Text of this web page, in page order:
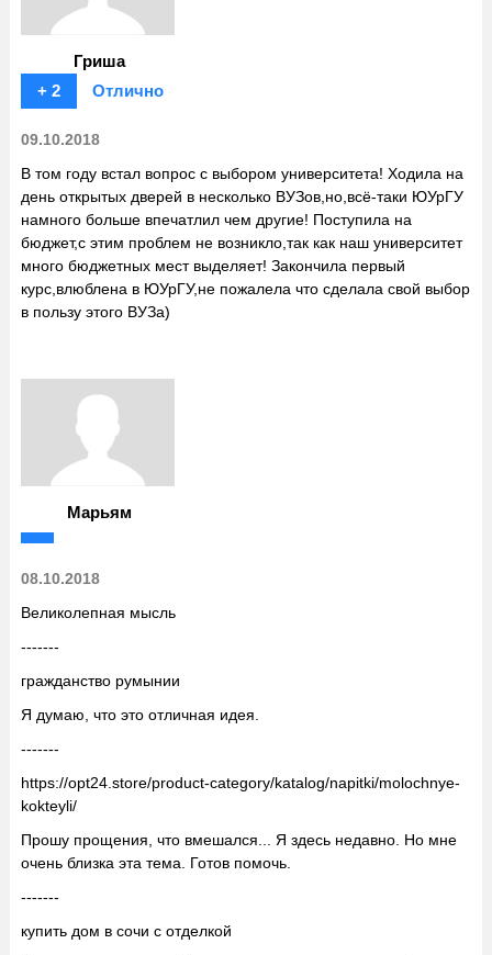
Гриша
+ 2
Отлично
09.10.2018
В том году встал вопрос с выбором университета! Ходила на
день открытых дверей в несколько ВУЗов,но,всё-таки ЮУрГУ
намного больше впечатлил чем другие! Поступила на
бюджет,с этим проблем не возникло,так как наш университет
много бюджетных мест выделяет! Закончила первый
курс,влюблена в ЮУрГУ,не пожалела что сделала свой выбор
в пользу этого ВУЗа)
Марьям
08.10.2018
Великолепная мысль
-------
гражданство румынии
Я думаю, что это отличная идея.
-------
https://opt24.store/product-category/katalog/napitki/molochnye-
kokteyli/
Прошу прощения, что вмешался... Я здесь недавно. Но мне
очень близка эта тема. Готов помочь.
-------
купить дом в сочи с отделкой